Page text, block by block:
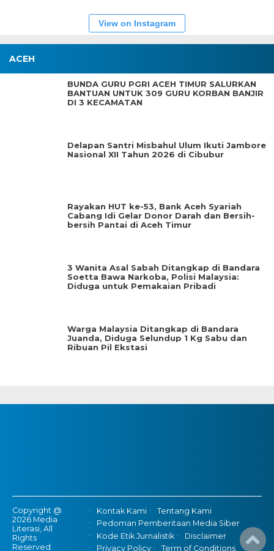
View on Instagram
ACEH
BUNDA GURU PGRI ACEH TIMUR SALURKAN
BANTUAN UNTUK 309 GURU KORBAN BANJIR
DI 3 KECAMATAN
Delapan Santri Misbahul Ulum Ikuti Jambore
Nasional XII Tahun 2026 di Cibubur
Rayakan HUT ke-53, Bank Aceh Syariah
Cabang Idi Gelar Donor Darah dan Bersih-
bersih Pantai di Aceh Timur
3 Wanita Asal Sabah Ditangkap di Bandara
Soetta Bawa Narkoba, Polisi Malaysia:
Diduga untuk Pemakaian Pribadi
Warga Malaysia Ditangkap di Bandara
Juanda, Diduga Selundup 1 Kg Sabu dan
Ribuan Pil Ekstasi
Copyright @
2026 Media
Literasi, All
Rights
Reserved
Kontak Kami
Tentang Kami
Pedoman Pemberitaan Media Siber
Kode Etik Jurnalistik
Disclaimer
Privacy Policy
Term of Conditions